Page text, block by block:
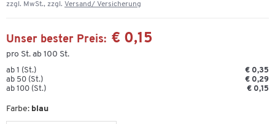
zzgl. MwSt., zzgl. Versand/ Versicherung
Unser bester Preis: € 0,15
pro St. ab 100 St.
ab 1 (St.)
€ 0,35
ab 50 (St.)
€ 0,29
ab 100 (St.)
€ 0,15
Farbe: blau